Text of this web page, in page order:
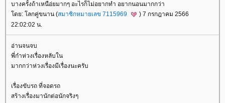
บางครั้งถ้าเหนือ่ยมากๆ อะไรก็ไม่อยากทำ อยากนอนมากกว่า
ดย: โลกคู่ขนาน (สมาชิกหมายเลข 7115969
) 7 กรกฎาคม 2566
22:02:02 น.
อ่านจนจบ
พี่ก๋าห่วงเรื่องหลับใน
มากกว่าห่วงเรื่องมีเรื่องนะครับ
เรื่องขับรถ ที่จอดรถ
สร้างเรื่องมานักต่อนักจริงๆ